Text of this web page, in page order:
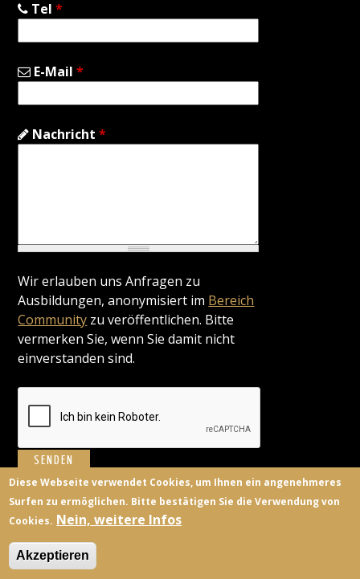
Tel*
E-Mail*
Nachricht*
Wir erlauben uns Anfragen zu
Ausbildungen, anonymisiert im Bereich
Community zu veröffentlichen. Bitte
vermerken Sie, wenn Sie damit nicht
einverstanden sind.
BILDUNGSANBIETER KONTAKT
Diese Webseite verwendet Cookies, um Ihnen ein angenehmeres
Surfen zu ermöglichen. Bitte bestätigen Sie die Verwendung von
Cookies. Nein, weitere Infos
Akzeptieren